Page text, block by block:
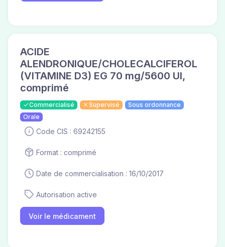
ACIDE
ALENDRONIQUE/CHOLECALCIFEROL
(VITAMINE D3) EG 70 mg/5600 UI,
comprimé
Commercialisé Supervisé
Sous ordonnance
Orale
Code CIS : 69242155
Format : comprimé
Date de commercialisation : 16/10/2017
Autorisation active
Voir le médicament